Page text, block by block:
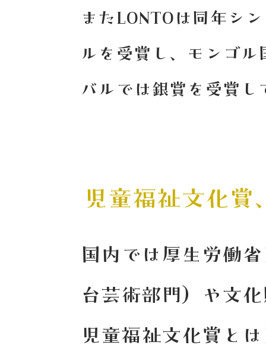
またLONTOは同年シ
ルを受賞し、モンゴ
バルでは銀賞を受賞し
児童福祉文化賞
国内では厚生労働
台芸術部門）や文
児童福祉文化賞と